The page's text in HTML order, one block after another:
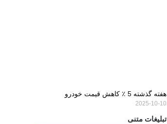
هفته گذشته 5 ٪ کاهش قیمت خودرو
2025-10-10
تبلیغات متنی